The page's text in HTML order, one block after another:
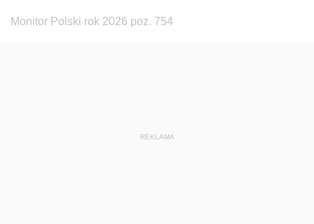
Monitor Polski rok 2026 poz. 754
REKLAMA